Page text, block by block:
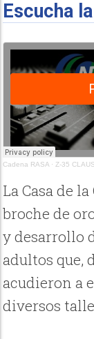
Escucha
Cadena RASA · Z-35
La Casa de
broche de
y desarrollo
adultos que,
acudieron a
diversos